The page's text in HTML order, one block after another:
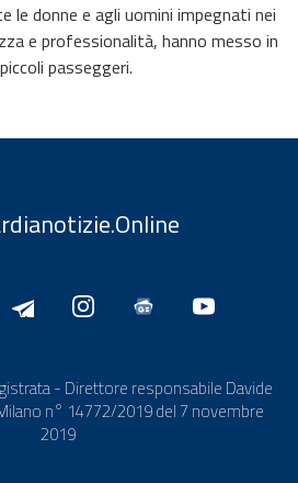
le donne e agli uomini impegnati nei
e professionalità, hanno messo in
passeggeri.
- Direttore responsabile Davide
n° 14772/2019 del 7 novembre
2019